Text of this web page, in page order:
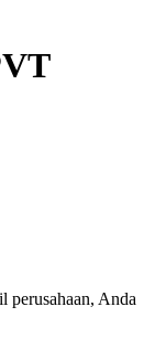
perusahaan, Anda